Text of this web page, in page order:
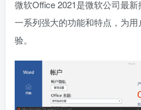
微软Office 2021是微软公司最
一系列强大的功能和特点，为
验。